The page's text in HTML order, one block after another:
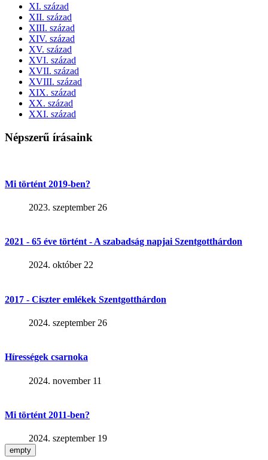
XI. század
XII. század
XIII. század
XIV. század
XV. század
XVI. század
XVII. század
XVIII. század
XIX. század
XX. század
XXI. század
Népszerű írásaink
Mi történt 2019-ben?
2023. szeptember 26
2021 - 65 éve történt - A szabadság napjai Szentgotthárdon
2024. október 22
2017 - Ciszter emlékek Szentgotthárdon
2024. szeptember 26
Hírességek csarnoka
2024. november 11
Mi történt 2011-ben?
2024. szeptember 19
empty